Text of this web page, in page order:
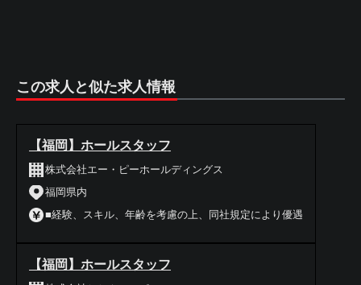
この求人と似た求人情報
【福岡】ホールスタッフ
株式会社エー・ピーホールディングス
福岡県内
■経験、スキル、年齢を考慮の上、同社規定により優遇
【福岡】ホールスタッフ